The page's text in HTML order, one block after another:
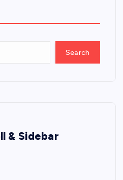
Search
& Sidebar